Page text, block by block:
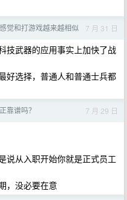
觉和打游戏越来越相似 7 月 31 日
技武器的应用事实上加快了战
好选择，普通人和普通士兵都
靠谱吗？ 7 月 29 日
说从入职开始你就是正式员工
，没必要在意